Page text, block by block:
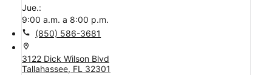
Jue.:
9:00 a.m. a 8:00 p.m.
call (850) 586-3681
location_on
3122 Dick Wilson Blvd
Tallahassee, FL 32301